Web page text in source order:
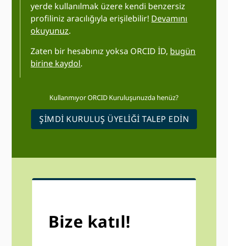
yerde kullanılmak üzere kendi benzersiz
profiliniz aracılığıyla erişilebilir! Devamını
okuyunuz.
Zaten bir hesabınız yoksa ORCID İD, bugün
birine kaydol.
Kullanmıyor ORCID Kuruluşunuzda henüz?
ŞIMDI KURULUŞ ÜYELIĞI TALEP EDIN
Bize katıl!